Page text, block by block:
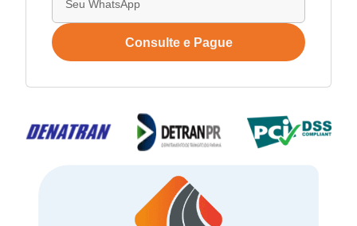
Consulte e Pague